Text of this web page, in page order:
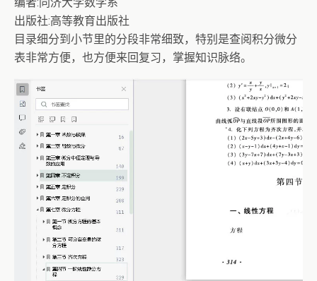
出版社:高等教育出版社
目录细分到小节里的分段非常细致，特别是查阅积分微分
表非常方便，也方便来回复习，掌握知识脉络。